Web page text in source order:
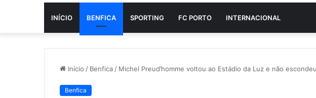
INÍCIO BENFICA SPORTING FC PORTO INTERNACIONAL
Início / Benfica / Michel Preud’homme voltou ao Estádio da Luz e não
Benfica